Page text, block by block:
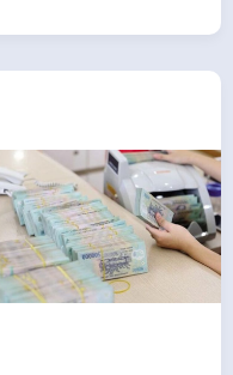
theo NĐ
283/2026